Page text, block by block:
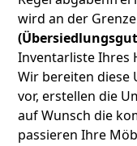
wird an der
Inventarliste Ihres
Wir bereiten diese
vor, erstellen die
auf Wunsch die
passieren Ihre